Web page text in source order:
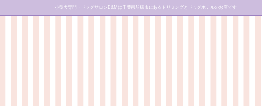
小型犬専門・ドッグサロンD&Mは千葉県船橋市にあるトリミングとドッグホテルのお店です